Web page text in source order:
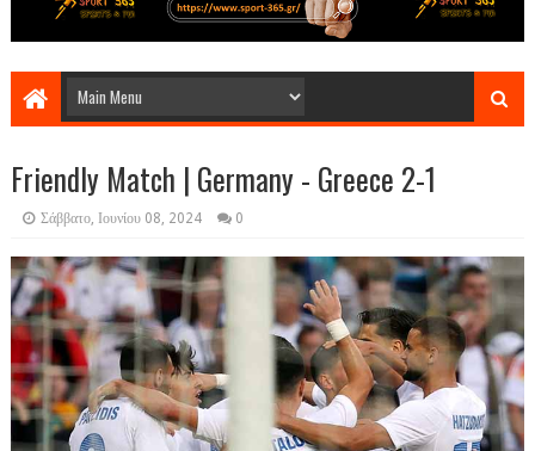
Friendly Match | Germany - Greece 2-1
Σάββατο, Ιουνίου 08, 2024 0